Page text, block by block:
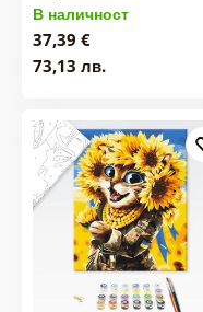
В наличност
37,39 €
73,13 лв.